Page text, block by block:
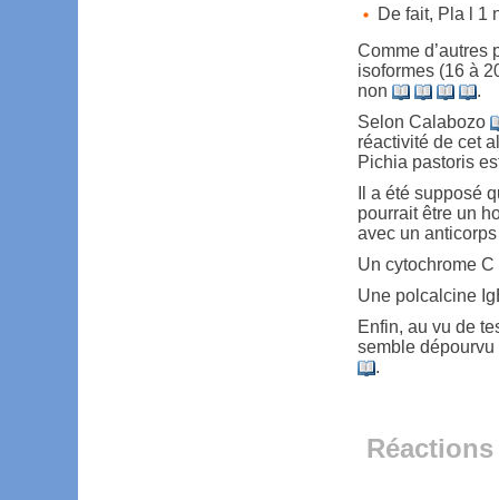
De fait, Pla l 1
Comme d’autres
isoformes (16 à
non
.
Selon Calabozo
réactivité de cet
Pichia pastoris
Il a été supposé
pourrait être un
avec un
Un cytochrome
Une polcalcine
Enfin, au vu de
semble
.